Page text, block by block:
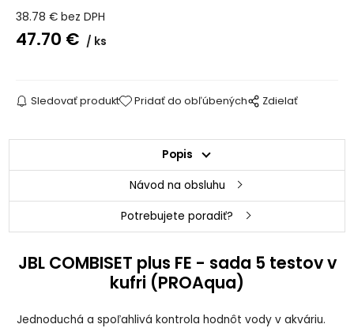
38.78 € bez DPH
47.70 € ks
Sledovať produkt Pridať do obľúbených Zdielať
Popis
Návod na obsluhu
Potrebujete poradiť?
JBL COMBISET plus FE - sada 5 testov v
kufri (PROAqua)
Jednoduchá a spoľahlivá kontrola hodnôt vody v akváriu.